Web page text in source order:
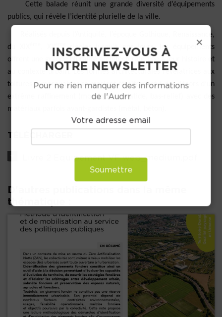
Cette balade réunit une grande diversité d’équipements
publics, qui révèle l’identité plurielle de la ville.
Réalisés depuis l’Antiquité, l’époque Gothique, Renaissance,
du XIX
, XX
siècles jusqu’à nos jours, les équipements
offrent une grande pluralité architecturale liée à leur histoire et
au contexte urbain. Les formes architecturales révélatrices aux
toitures remarquables se marient étroitement à des décors d’un
extrême raffinement (mosaïque, cariatide, bas-relief) avec des
matériaux parfois avant-gardistes (métal, béton).
TÉLÉCHARGER
Livre 2 Equipement VF web_medium.pdf
D'autres publications dans la même
thématique :
Précédent
×
INSCRIVEZ-VOUS À
NOTRE NEWSLETTER
Pour ne rien manquer des informations
de l'Audrr
Votre adresse email
Soumettre